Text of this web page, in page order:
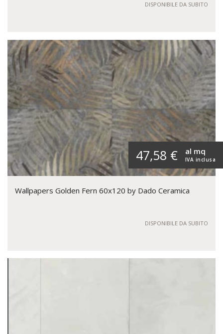
DISPONIBILE DA SUBITO
47,58 € IVA inclusa
al mq
Wallpapers Golden Fern 60x120 by Dado Ceramica
DISPONIBILE DA SUBITO